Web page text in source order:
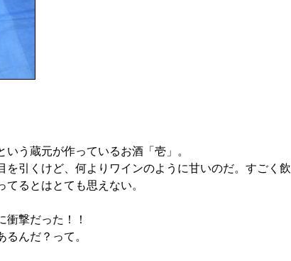
う蔵元が作っているお酒「壱」。
を引くけど、何よりワインのように甘いのだ。すごく飲
るとはとても思えない。
撃だった！！
んだ？って。